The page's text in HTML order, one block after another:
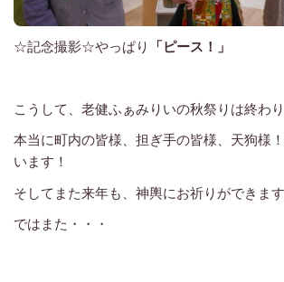
☆記念撮影☆やっぱり 「ピース！」
こうして、老健ふぁみりいの秋祭りは終わり
本当に町内の皆様、担ぎ手の皆様、天狗様
います！
そしてまた来年も、神輿にお祈りができま
ではまた・・・